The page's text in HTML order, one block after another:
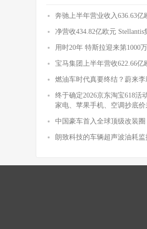
奔驰上半年营业收入636.63
净营收434.82亿欧元
用时20年 特斯拉迎来第1000
宝马集团上半年营收622.66
燃油车时代真要终结？蔚来
终于确定2026京东淘宝618活
家电、苹果手机、空调抄底价
中国豪车首入全球顶级改装
朗致科技的车辆超声波油耗